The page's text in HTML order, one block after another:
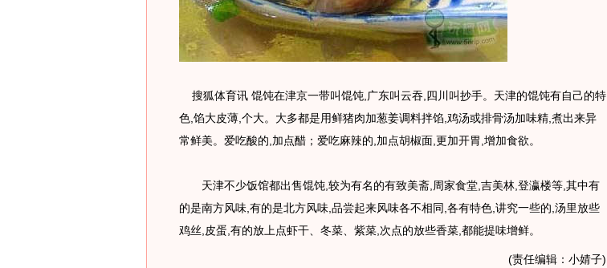
搜狐体育讯 馄饨在津京一带叫馄饨,广东叫云吞,四川叫抄手。天津的馄饨有自己的特
色,馅大皮薄,个大。大多都是用鲜猪肉加葱姜调料拌馅,鸡汤或排骨汤加味精,煮出来异
常鲜美。爱吃酸的,加点醋；爱吃麻辣的,加点胡椒面,更加开胃,增加食欲。
天津不少饭馆都出售馄饨,较为有名的有致美斋,周家食堂,吉美林,登瀛楼等,其中有
的是南方风味,有的是北方风味,品尝起来风味各不相同,各有特色,讲究一些的,汤里放些
鸡丝,皮蛋,有的放上点虾干、冬菜、紫菜,次点的放些香菜,都能提味增鲜。
(责任编辑：小婧子)